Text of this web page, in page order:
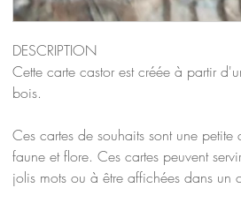
DESCRIPTION
Cette carte castor est créée à partir
bois.
Ces cartes de souhaits sont une
faune et flore. Ces cartes peuvent
jolis mots ou à être affichées dans un